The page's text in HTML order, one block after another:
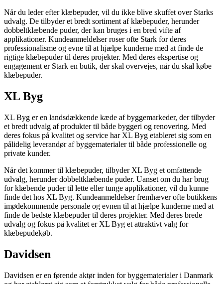
Når du leder efter klæbepuder, vil du ikke blive skuffet over Starks
udvalg. De tilbyder et bredt sortiment af klæbepuder, herunder
dobbeltklæbende puder, der kan bruges i en bred vifte af
applikationer. Kundeanmeldelser roser ofte Stark for deres
professionalisme og evne til at hjælpe kunderne med at finde de
rigtige klæbepuder til deres projekter. Med deres ekspertise og
engagement er Stark en butik, der skal overvejes, når du skal købe
klæbepuder.
XL Byg
XL Byg er en landsdækkende kæde af byggemarkeder, der tilbyder
et bredt udvalg af produkter til både byggeri og renovering. Med
deres fokus på kvalitet og service har XL Byg etableret sig som en
pålidelig leverandør af byggematerialer til både professionelle og
private kunder.
Når det kommer til klæbepuder, tilbyder XL Byg et omfattende
udvalg, herunder dobbeltklæbende puder. Uanset om du har brug
for klæbende puder til lette eller tunge applikationer, vil du kunne
finde det hos XL Byg. Kundeanmeldelser fremhæver ofte butikkens
imødekommende personale og evnen til at hjælpe kunderne med at
finde de bedste klæbepuder til deres projekter. Med deres brede
udvalg og fokus på kvalitet er XL Byg et attraktivt valg for
klæbepudekøb.
Davidsen
Davidsen er en førende aktør inden for byggematerialer i Danmark